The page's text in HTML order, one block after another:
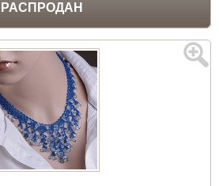
РАСПРОДАН